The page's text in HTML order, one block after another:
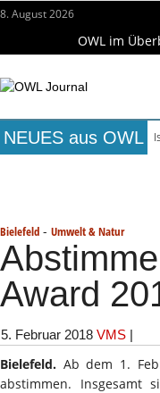
8. August 2026
OWL im
NEUES aus OWL
Bielefeld - Umwelt & Natur
Award
5. Februar 2018 VMS |
Bielefeld. Ab dem 1.
abstimmen. Insgesamt